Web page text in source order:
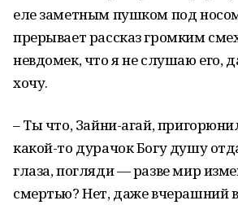
еле заметным пушком под
прерывает рассказ громким
невдомек, что я не слушаю его,
хочу.
– Ты что, Зайни-агай,
какой-то дурачок Богу душу
глаза, погляди — разве мир
смертью? Нет, даже вчерашний